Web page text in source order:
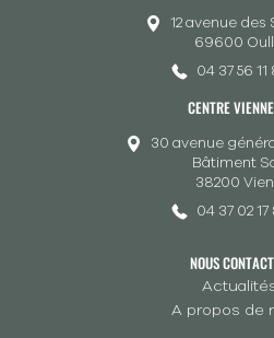
12 avenue des
69600
04 37 56 11
CENTRE VIENNE
30 avenue
Bâtiment
38200
04 37 02
NOUS
A propos de